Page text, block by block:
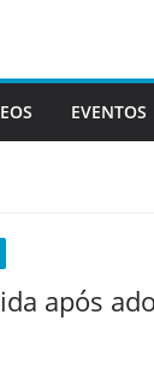
EVENTOS
após